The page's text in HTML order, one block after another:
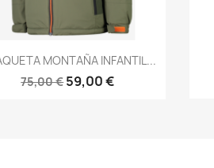
 Vista rápida
MONTAÑA INFANTIL...
75,00 €59,00 €